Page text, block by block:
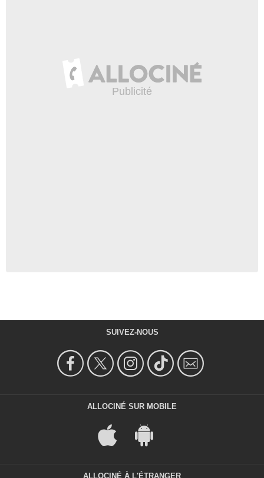
SUIVEZ-NOUS
ALLOCINÉ SUR MOBILE
ALLOCINÉ À L'ÉTRANGER